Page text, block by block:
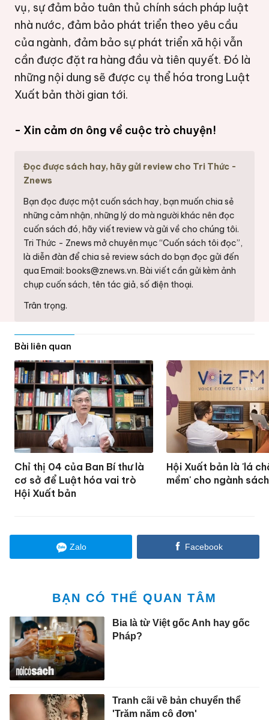
vụ, sự đảm bảo tuân thủ chính sách pháp luật
nhà nước, đảm bảo phát triển theo yêu cầu
của ngành, đảm bảo sự phát triển xã hội vẫn
cần được đặt ra hàng đầu và tiên quyết. Đó là
những nội dung sẽ được cụ thể hóa trong Luật
Xuất bản thời gian tới.
- Xin cảm ơn ông về cuộc trò chuyện!
Đọc được sách hay, hãy gửi review cho Tri Thức -
Znews
Bạn đọc được một cuốn sách hay, bạn muốn chia sẻ
những cảm nhận, những lý do mà người khác nên đọc
cuốn sách đó, hãy viết review và gửi về cho chúng tôi.
Tri Thức - Znews mở chuyên mục “Cuốn sách tôi đọc”,
là diễn đàn để chia sẻ review sách do bạn đọc gửi đến
qua Email: books@znews.vn. Bài viết cần gửi kèm ảnh
chụp cuốn sách, tên tác giả, số điện thoại.
Trân trọng.
Bài liên quan
Chỉ thị 04 của Ban Bí thư là
cơ sở để Luật hóa vai trò
Hội Xuất bản
Hội Xuất bản là 'lá
mềm' cho ngành sách
Zalo Facebook
BẠN CÓ THỂ QUAN TÂM
Bia là từ Việt gốc Anh hay gốc
Pháp?
Tranh cãi về bản chuyển thể
'Trăm năm cô đơn'